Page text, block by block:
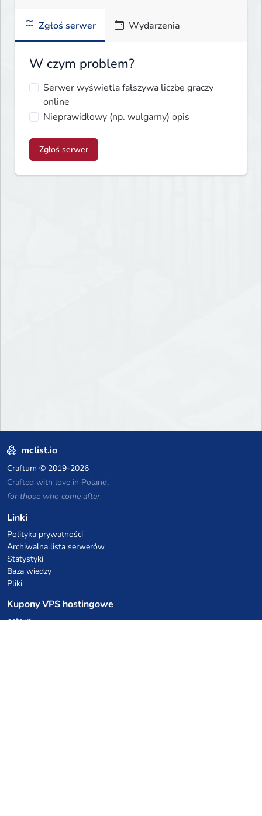
Zgłoś serwer Wydarzenia
W czym problem?
Serwer wyświetla fałszywą liczbę graczy
online
Nieprawidłowy (np. wulgarny) opis
Zgłoś serwer
mclist.io
Craftum © 2019-2026
Crafted with love in Poland,
for those who come after
Linki
Polityka prywatności
Archiwalna lista serwerów
Statystyki
Baza wiedzy
Pliki
Kupony VPS hostingowe
netcup